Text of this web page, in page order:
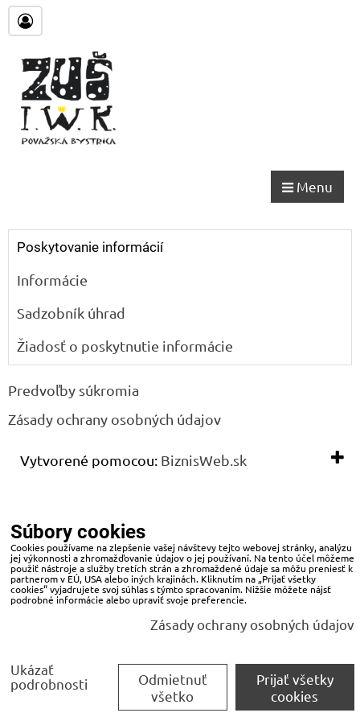
Menu
Poskytovanie informácií
Informácie
Sadzobník úhrad
Žiadosť o poskytnutie informácie
Predvoľby súkromia
Zásady ochrany osobných údajov
Vytvorené pomocou: BiznisWeb.sk
Súbory cookies
Cookies používame na zlepšenie vašej návštevy tejto webovej stránky, analýzu
jej výkonnosti a zhromažďovanie údajov o jej používaní. Na tento účel môžeme
použiť nástroje a služby tretích strán a zhromaždené údaje sa môžu preniesť k
partnerom v EÚ, USA alebo iných krajinách. Kliknutím na „Prijať všetky
cookies“ vyjadrujete svoj súhlas s týmto spracovaním. Nižšie môžete nájsť
podrobné informácie alebo upraviť svoje preferencie.
Zásady ochrany osobných údajov
Ukázať
podrobnosti
Prijať všetky
cookies
Odmietnuť
všetko